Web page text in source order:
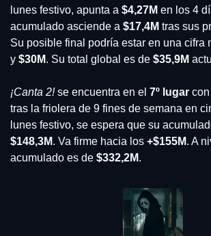
lunes festivo, apunta a $4,27M en los 4
acumulado asciende a $17,4M tras sus
Su posible final podría estar en una cifra
y $30M. Su total global es de $35,9M
¡Canta 2! se encuentra en el 7º lugar con
tras la friolera de 9 fines de semana en
$148,3M. Va firme hacia los +$155M. A
acumulado es de $332,2M.